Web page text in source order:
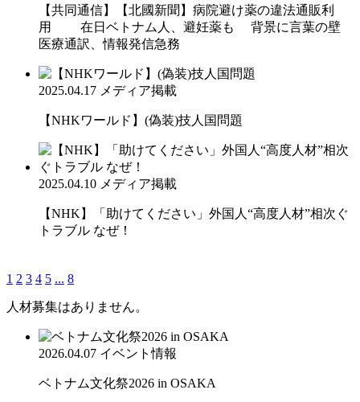
【共同通信】【北國新聞】病院避け薬の違法通販利
用 在日ベトナム人、避妊薬も 背景に言葉の壁
医療通訳、情報発信急務
2025.04.17 メディア掲載
【NHKワールド】(偽装)技人国問題
2025.04.10 メディア掲載
【NHK】「助けてください」外国人“高度人材”相次ぐ
トラブル なぜ！
1 2 3 4 5 ... 8
人材募集はありません。
2026.04.07 イベント情報
ベトナム文化祭2026 in OSAKA